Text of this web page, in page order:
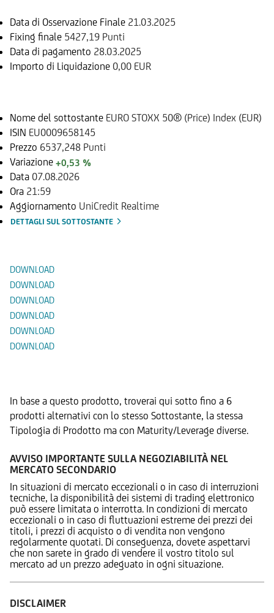
Data di Osservazione Finale 21.03.2025
Fixing finale 5427,19 Punti
Data di pagamento 28.03.2025
Importo di Liquidazione 0,00 EUR
Nome del sottostante EURO STOXX 50® (Price) Index (EUR)
ISIN EU0009658145
Prezzo 6537,248 Punti
Variazione +0,53 %
Data 07.08.2026
Ora 21:59
Aggiornamento UniCredit Realtime
DETTAGLI SUL SOTTOSTANTE
DOWNLOAD
DOWNLOAD
DOWNLOAD
DOWNLOAD
DOWNLOAD
DOWNLOAD
In base a questo prodotto, troverai qui sotto fino a 6
prodotti alternativi con lo stesso Sottostante, la stessa
Tipologia di Prodotto ma con Maturity/Leverage diverse.
AVVISO IMPORTANTE SULLA NEGOZIABILITÀ NEL
MERCATO SECONDARIO
In situazioni di mercato eccezionali o in caso di interruzioni
tecniche, la disponibilità dei sistemi di trading elettronico
può essere limitata o interrotta. In condizioni di mercato
eccezionali o in caso di fluttuazioni estreme dei prezzi dei
titoli, i prezzi di acquisto o di vendita non vengono
regolarmente quotati. Di conseguenza, dovete aspettarvi
che non sarete in grado di vendere il vostro titolo sul
mercato ad un prezzo adeguato in ogni situazione.
DISCLAIMER